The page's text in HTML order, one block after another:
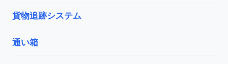
貨物追跡システム
通い箱